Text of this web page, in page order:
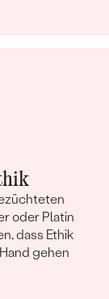
oder Platin
dass Ethik
gehen